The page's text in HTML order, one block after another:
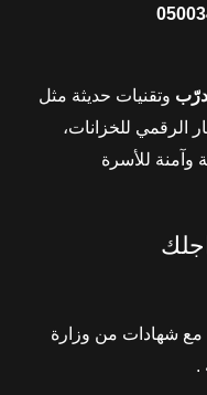
وتقنيات حديثة مثل
الرقمي للخزانات،
وآمنة للأسرة
مع شهادات من وزارة
.